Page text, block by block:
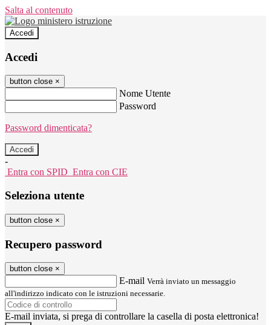
Salta al contenuto
Accedi
Accedi
button close ×
Nome Utente
Password
Password dimenticata?
-
Entra con SPID Entra con CIE
Seleziona utente
button close ×
Recupero password
button close ×
E-mail Verrà inviato un messaggio
all'indirizzo indicato con le istruzioni necessarie.
E-mail inviata, si prega di controllare la casella di posta elettronica!